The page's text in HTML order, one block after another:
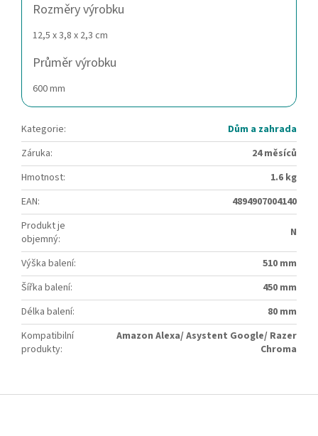
Rozměry výrobku
12,5 x 3,8 x 2,3 cm
Průměr výrobku
600 mm
Kategorie:
Dům a zahrada
Záruka:
24 měsíců
Hmotnost:
1.6 kg
EAN:
4894907004140
Produkt je
objemný: N
Výška balení:
510 mm
Šířka balení:
450 mm
Délka balení:
80 mm
Kompatibilní
produkty:
Amazon Alexa/ Asystent Google/ Razer
Chroma
Z